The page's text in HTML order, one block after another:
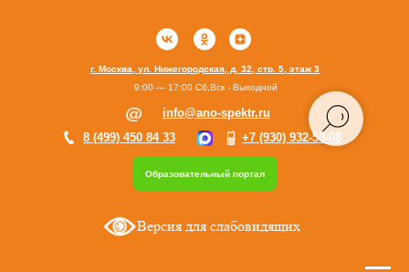
Образовательный портал
г. Москва, ул. Нижегородская, д. 32, стр. 5, этаж 3
+7 (930) 932-50-08
8 (499) 450 84 33
info@ano-spektr.ru
9:00 — 17:00 Сб,Вск - Выходной
Версия для слабовидящих